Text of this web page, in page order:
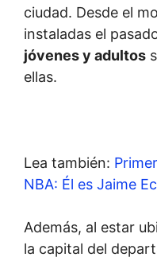
ciudad. Desde el
instaladas el
jóvenes y adultos
ellas.
Lea también:
NBA: Él es Jaime
Además, al estar
la capital del